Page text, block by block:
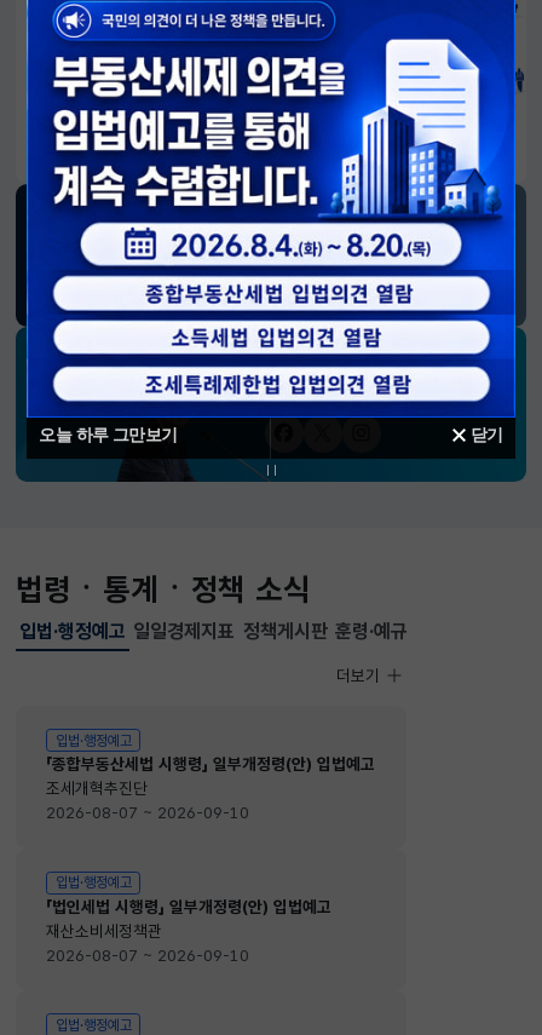
오늘 하루 그만보기 닫기
알림판
국민이 만든 대전환의 길-회복과 도약, 모두의 1년
재정경제부 SNS 소식
블로그페이스북트위터(X)유튜브인스타그램
소통하는 경제 리더 구윤철 장관의
SNS 채널
법령ㆍ통계ㆍ정책 소식
입법·행정예고
선택됨
입법·행정예고
입법·행정예고
「종합부동산세법 시행령」 일부개정령(안) 입법예고
조세개혁추진단
2026-08-07 ~ 2026-09-10
입법·행정예고
「법인세법 시행령」 일부개정령(안) 입법예고
재산소비세정책관
2026-08-07 ~ 2026-09-10
입법·행정예고
입법·행정예고
더보기
일일경제지표 정책게시판 훈령·예규